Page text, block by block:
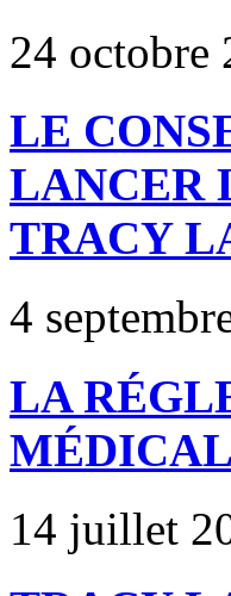
24 octobre
LE
LANCER
TRACY
4
LA
14 juillet